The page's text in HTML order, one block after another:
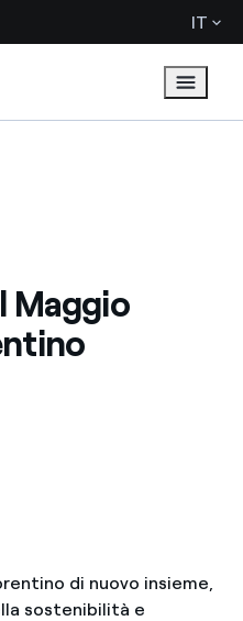
IT
Maggio
di nuovo insieme,
sostenibilità e